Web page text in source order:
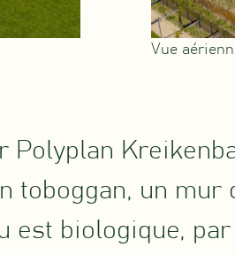
Vue
Polyplan
toboggan, un
est biologique,